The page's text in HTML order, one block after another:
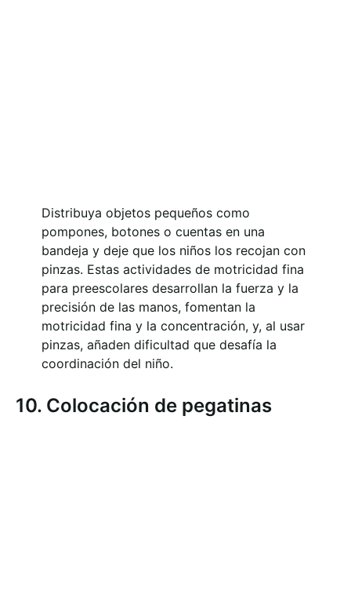
Distribuya objetos pequeños como
pompones, botones o cuentas en una
bandeja y deje que los niños los recojan con
pinzas. Estas actividades de motricidad fina
para preescolares desarrollan la fuerza y la
precisión de las manos, fomentan la
motricidad fina y la concentración, y, al usar
pinzas, añaden dificultad que desafía la
coordinación del niño.
10. Colocación de pegatinas